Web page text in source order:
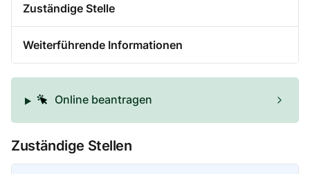
Zuständige Stelle
Weiterführende Informationen
Online beantragen
Zuständige Stellen